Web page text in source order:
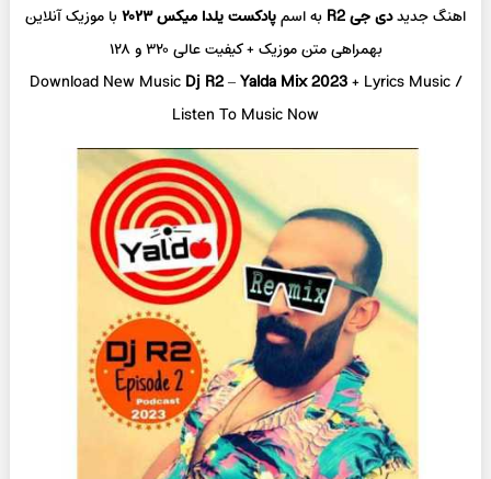
اهنگ جدیددی جی R2 به اسمپادکست یلدا میکس ۲۰۲۳
با موزیک آنلاین
بهمراهی متن موزیک + کیفیت عالی ۳۲۰ و ۱۲۸
Download New Music Dj R2–Yalda Mix 2023+ Lyrics Music /
Listen To Music Now